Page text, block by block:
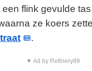
flink gevulde
ze koers
.
▼ Ad by Refinery89